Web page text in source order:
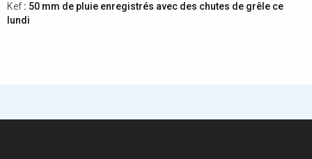
Kef : 50 mm de pluie enregistrés avec des chutes de grêle ce
lundi